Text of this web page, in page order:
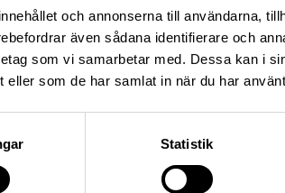
och annonserna till användarna,
även sådana identifierare och
som vi samarbetar med. Dessa kan i
som de har samlat in när du har
Statistik